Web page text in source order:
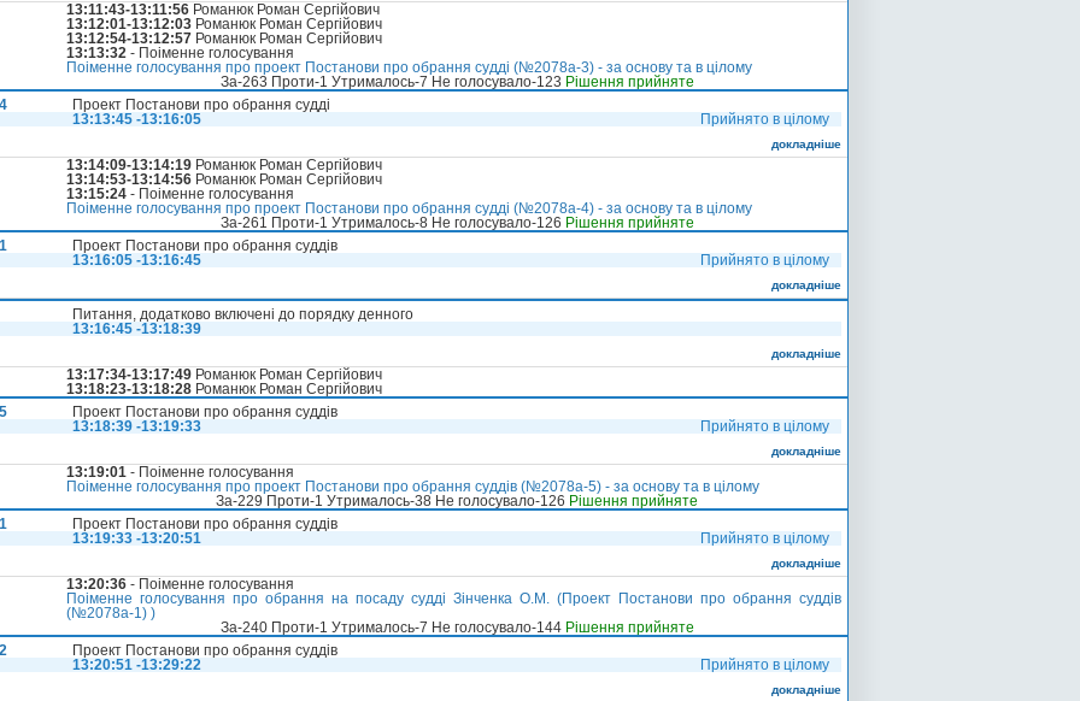
13:11:43-13:11:56 Романюк Роман Сергійович
13:12:01-13:12:03 Романюк Роман Сергійович
13:12:54-13:12:57 Романюк Роман Сергійович
13:13:32 - Поіменне голосування
Поіменне голосування про проект Постанови про обрання судді (№2078а-3) - за основу та в цілому
За-263 Проти-1 Утрималось-7 Не голосувало-123 Рішення прийняте
Проект Постанови про обрання судді
13:13:45 -13:16:05
Прийнято в цілому
докладніше
13:14:09-13:14:19 Романюк Роман Сергійович
13:14:53-13:14:56 Романюк Роман Сергійович
13:15:24 - Поіменне голосування
Поіменне голосування про проект Постанови про обрання судді (№2078а-4) - за основу та в цілому
За-261 Проти-1 Утрималось-8 Не голосувало-126 Рішення прийняте
Проект Постанови про обрання суддів
13:16:05 -13:16:45
Прийнято в цілому
докладніше
Питання, додатково включені до порядку денного
13:16:45 -13:18:39
докладніше
13:17:34-13:17:49 Романюк Роман Сергійович
13:18:23-13:18:28 Романюк Роман Сергійович
Проект Постанови про обрання суддів
13:18:39 -13:19:33
Прийнято в цілому
докладніше
13:19:01 - Поіменне голосування
Поіменне голосування про проект Постанови про обрання суддів (№2078а-5) - за основу та в цілому
За-229 Проти-1 Утрималось-38 Не голосувало-126 Рішення прийняте
Проект Постанови про обрання суддів
13:19:33 -13:20:51
Прийнято в цілому
докладніше
13:20:36 - Поіменне голосування
Поіменне голосування про обрання на посаду судді Зінченка О.М. (Проект Постанови про обрання суддів
(№2078а-1) )
За-240 Проти-1 Утрималось-7 Не голосувало-144 Рішення прийняте
Проект Постанови про обрання суддів
13:20:51 -13:29:22
Прийнято в цілому
докладніше